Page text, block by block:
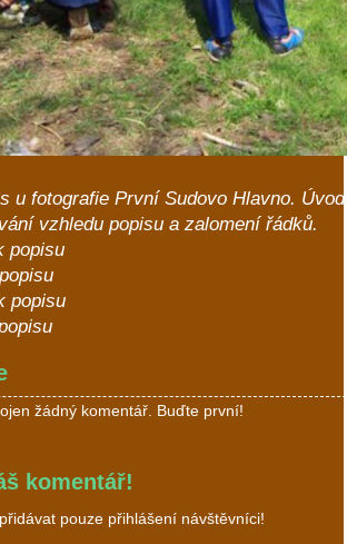
u fotografie První Sudovo Hlavno.
vzhledu popisu a zalomení řádků.
popisu
popisu
žádný komentář. Buďte první!
komentář!
pouze přihlášení návštěvníci!